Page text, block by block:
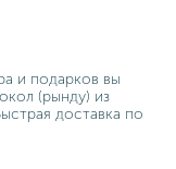
и подарков вы
(рынду) из
доставка по